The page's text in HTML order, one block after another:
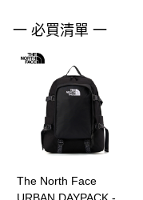
一 必買清單 一
The North Face
URBAN DAYPACK -